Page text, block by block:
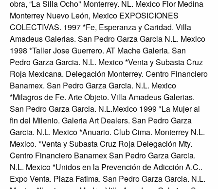
obra, “La Silla Ocho" Monterrey. NL. Mexico Flor Medina
Monterrey Nuevo León, Mexico EXPOSICIONES
COLECTIVAS. 1997 *Fe, Esperanza y Caridad. Villa
Amadeus Galerias. San Pedro Garza Garcia N.L. Mexico
1998 *Taller Jose Guerrero. AT Mache Galeria. San
Pedro Garza Garcia. N.L. Mexico *Venta y Subasta Cruz
Roja Mexicana. Delegación Monterrey. Centro Financiero
Banamex. San Pedro Garza Garcia. N.L. Mexico
*Milagros de Fe. Arte Objeto. Villa Amadeus Galerias.
San Pedro Garza Garcia. N.L.Mexico 1999 *La Mujer al
fin del Milenio. Galeria Art Dealers. San Pedro Garza
Garcia. N.L. Mexico *Anuario. Club Cima. Monterrey N.L.
Mexico. *Venta y Subasta Cruz Roja Delegación Mty.
Centro Financiero Banamex San Pedro Garza Garcia.
N.L. Mexico *Unidos en la Prevención de Adicción A.C..
Expo Venta. Plaza Fatima. San Pedro Garza Garcia. N.L.